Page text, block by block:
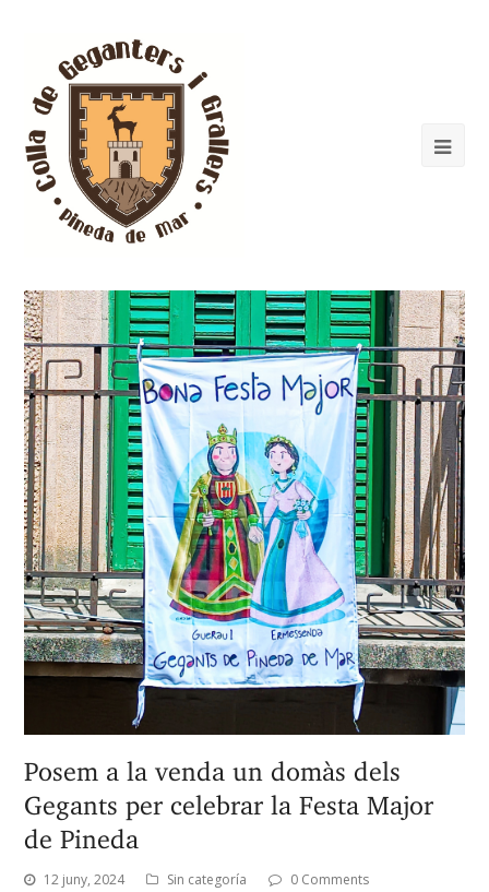
Posem a la venda un domàs dels
Gegants per celebrar la Festa Major
de Pineda
12 juny, 2024 Sin categoría 0 Comments